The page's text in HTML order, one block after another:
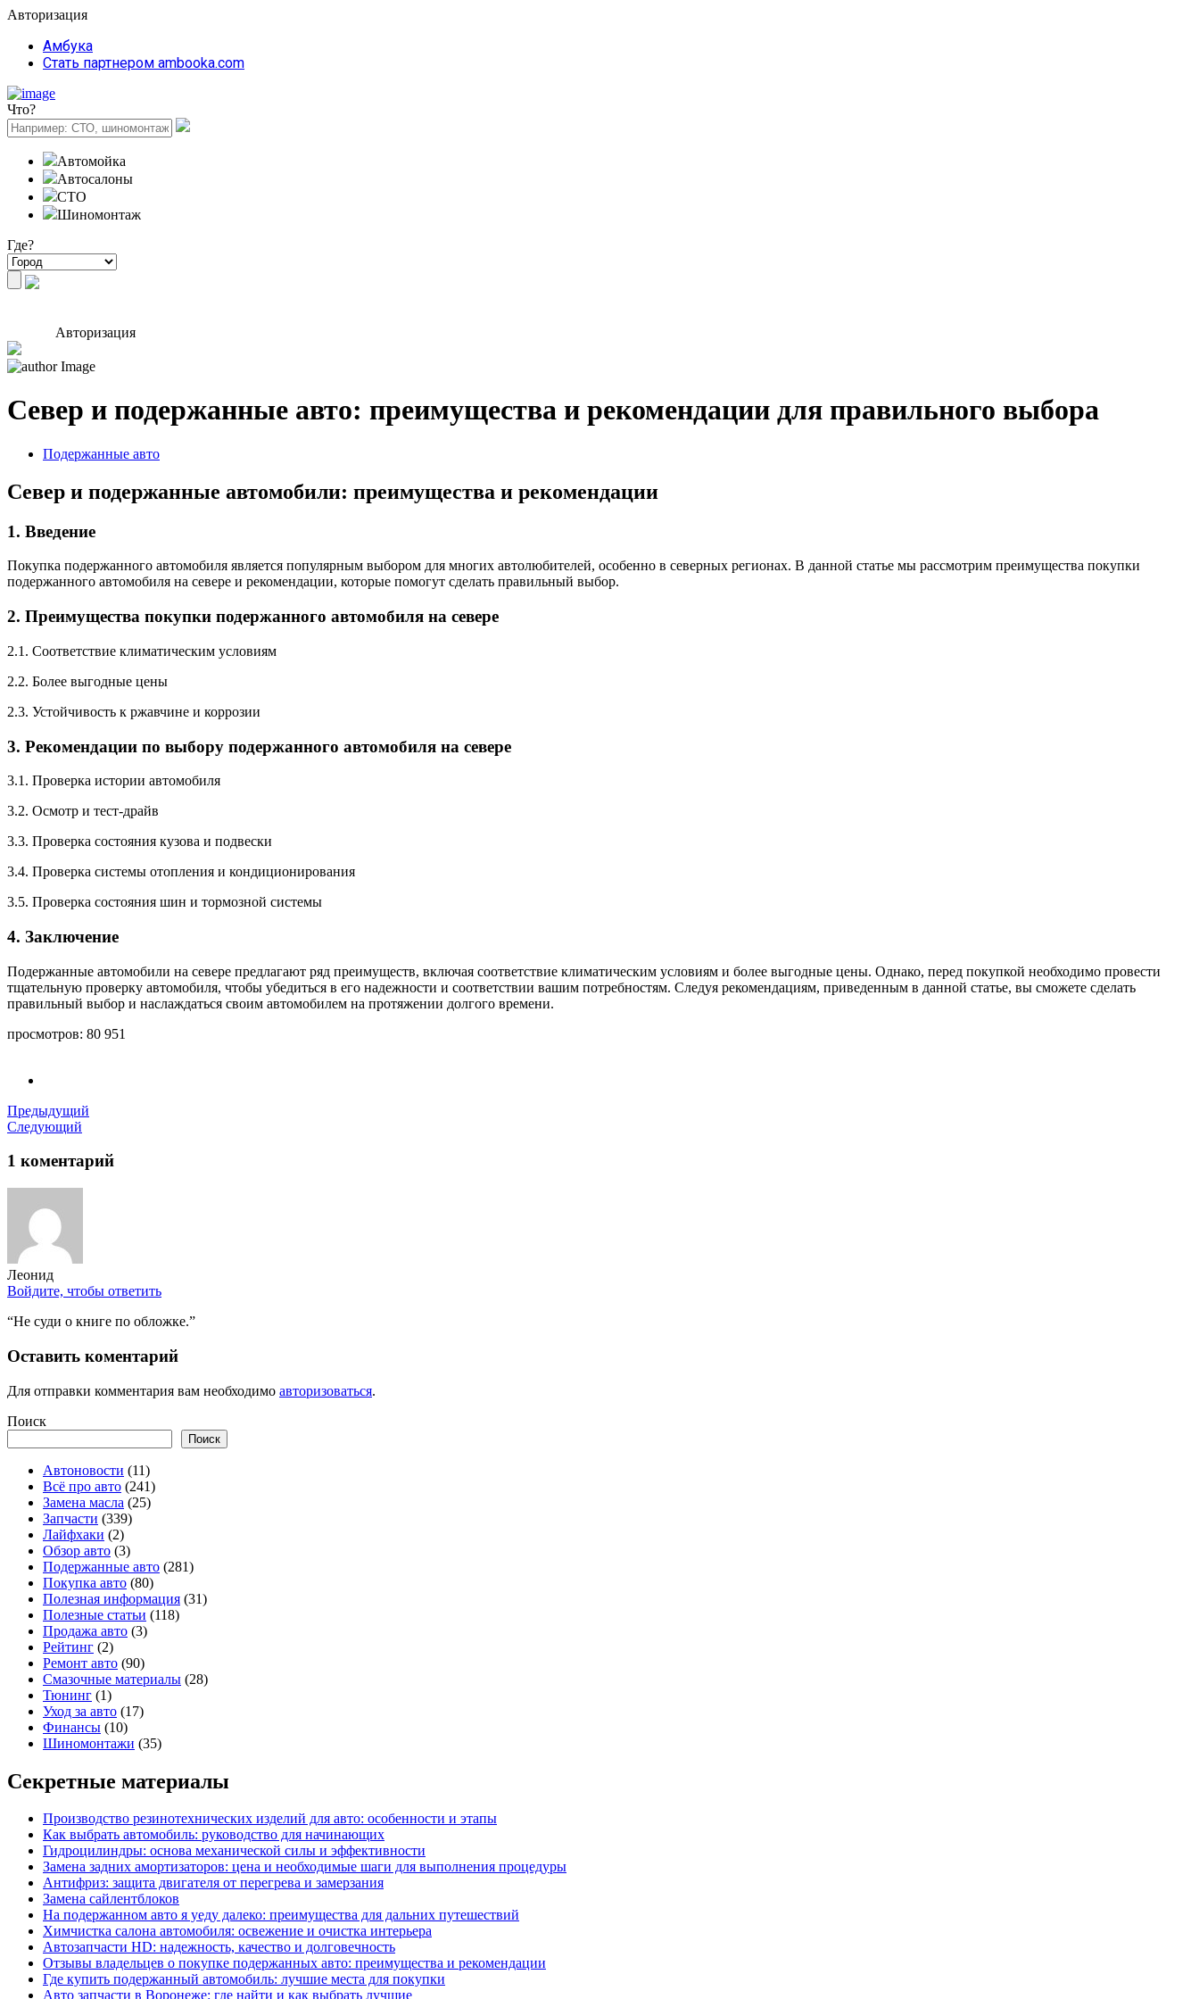
Авторизация
Амбука
Стать партнером ambooka.com
Что?
Автомойка
Автосалоны
СТО
Шиномонтаж
Где?
Авторизация
Север и подержанные авто: преимущества и рекомендации для правильного выбора
Подержанные авто
Север и подержанные автомобили: преимущества и рекомендации
1. Введение
Покупка подержанного автомобиля является популярным выбором для многих автолюбителей, особенно в северных регионах. В данной статье мы рассмотрим преимущества покупки
подержанного автомобиля на севере и рекомендации, которые помогут сделать правильный выбор.
2. Преимущества покупки подержанного автомобиля на севере
2.1. Соответствие климатическим условиям
2.2. Более выгодные цены
2.3. Устойчивость к ржавчине и коррозии
3. Рекомендации по выбору подержанного автомобиля на севере
3.1. Проверка истории автомобиля
3.2. Осмотр и тест-драйв
3.3. Проверка состояния кузова и подвески
3.4. Проверка системы отопления и кондиционирования
3.5. Проверка состояния шин и тормозной системы
4. Заключение
Подержанные автомобили на севере предлагают ряд преимуществ, включая соответствие климатическим условиям и более выгодные цены. Однако, перед покупкой необходимо провести
тщательную проверку автомобиля, чтобы убедиться в его надежности и соответствии вашим потребностям. Следуя рекомендациям, приведенным в данной статье, вы сможете сделать
правильный выбор и наслаждаться своим автомобилем на протяжении долгого времени.
просмотров: 80 951
Предыдущий
Следующий
1 коментарий
Леонид
Войдите, чтобы ответить
“Не суди о книге по обложке.”
Оставить коментарий
Для отправки комментария вам необходимо авторизоваться.
Поиск
Поиск
Автоновости (11)
Всё про авто (241)
Замена масла (25)
Запчасти (339)
Лайфхаки (2)
Обзор авто (3)
Подержанные авто (281)
Покупка авто (80)
Полезная информация (31)
Полезные статьи (118)
Продажа авто (3)
Рейтинг (2)
Ремонт авто (90)
Смазочные материалы (28)
Тюнинг (1)
Уход за авто (17)
Финансы (10)
Шиномонтажи (35)
Секретные материалы
Производство резинотехнических изделий для авто: особенности и этапы
Как выбрать автомобиль: руководство для начинающих
Гидроцилиндры: основа механической силы и эффективности
Замена задних амортизаторов: цена и необходимые шаги для выполнения процедуры
Антифриз: защита двигателя от перегрева и замерзания
Замена сайлентблоков
На подержанном авто я уеду далеко: преимущества для дальних путешествий
Химчистка салона автомобиля: освежение и очистка интерьера
Автозапчасти HD: надежность, качество и долговечность
Отзывы владельцев о покупке подержанных авто: преимущества и рекомендации
Где купить подержанный автомобиль: лучшие места для покупки
Авто запчасти в Воронеже: где найти и как выбрать лучшие